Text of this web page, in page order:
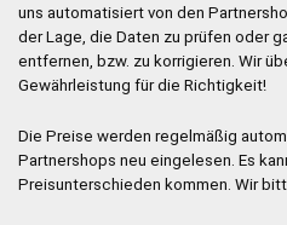
uns automatisiert von den
der Lage, die Daten zu prüfen oder
entfernen, bzw. zu korrigieren. Wir
Gewährleistung für die Richtigkeit!
Die Preise werden regelmäßig
Partnershops neu eingelesen. Es
Preisunterschieden kommen. Wir